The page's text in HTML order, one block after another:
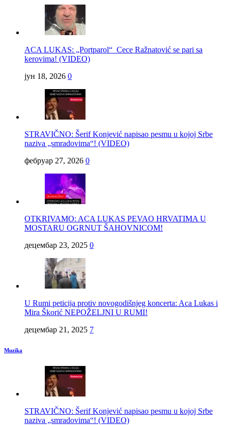
ACA LUKAS: „Portparol“ Cece Ražnatović se pari sa
kerovima! (VIDEO)
јун 18, 2026 0
STRAVIČNO: Šerif Konjević napisao pesmu u kojoj Srbe
naziva „smradovima“! (VIDEO)
фебруар 27, 2026 0
OTKRIVAMO: ACA LUKAS PEVAO HRVATIMA U
MOSTARU OGRNUT ŠAHOVNICOM!
децембар 23, 2025 0
U Rumi peticija protiv novogodišnjeg koncerta: Aca Lukas i
Mira Škorić NEPOŽELJNI U RUMI!
децембар 21, 2025 7
Muzika
STRAVIČNO: Šerif Konjević napisao pesmu u kojoj Srbe
naziva „smradovima“! (VIDEO)